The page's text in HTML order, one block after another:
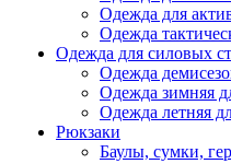
Одежда для
Одежда
Одежда для силовых
Одежда
Одежда зимняя
Одежда летняя
Рюкзаки
Баулы, сумки,